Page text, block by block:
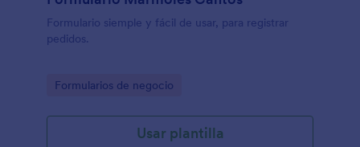
Formulario siemple y fácil de usar, para registrar
pedidos.
Go to Category:
Formularios de negocio
Usar plantilla